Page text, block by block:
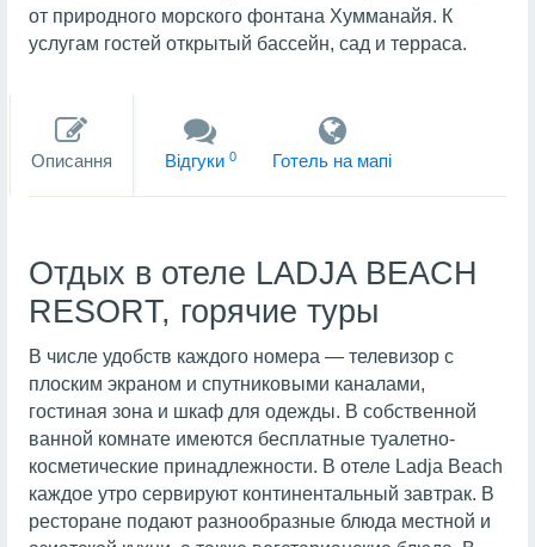
от природного морского фонтана Хумманайя. К
услугам гостей открытый бассейн, сад и терраса.
Описання Вiдгуки 0 Готель на мапi
Отдых в отеле LADJA BEACH
RESORT, горячие туры
В числе удобств каждого номера — телевизор с
плоским экраном и спутниковыми каналами,
гостиная зона и шкаф для одежды. В собственной
ванной комнате имеются бесплатные туалетно-
косметические принадлежности. В отеле Ladja Beach
каждое утро сервируют континентальный завтрак. В
ресторане подают разнообразные блюда местной и